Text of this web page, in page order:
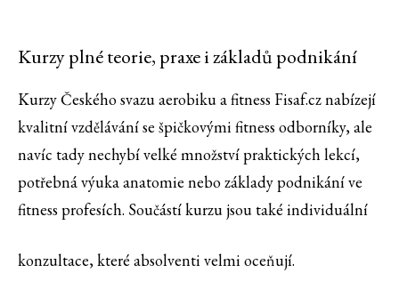
Kurzy plné teorie, praxe i základů podnikání
Kurzy Českého svazu aerobiku a fitness Fisaf.cz nabízejí
kvalitní vzdělávání se špičkovými fitness odborníky, ale
navíc tady nechybí velké množství praktických lekcí,
potřebná výuka anatomie nebo základy podnikání ve
fitness profesích. Součástí kurzu jsou také individuální
konzultace, které absolventi velmi oceňují.